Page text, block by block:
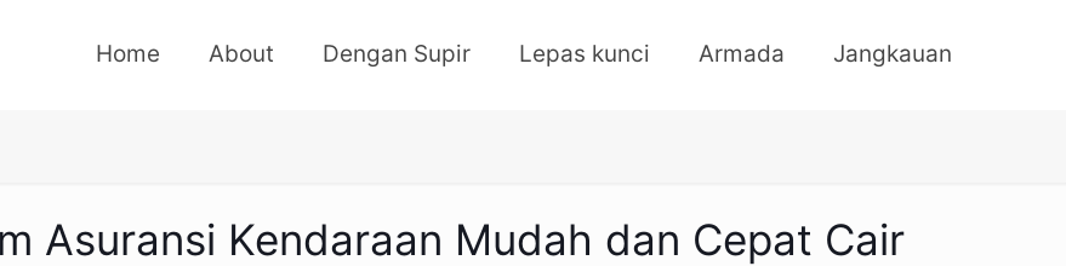
Home About Dengan Supir Lepas kunci Armada Jangkauan
Asuransi Kendaraan Mudah dan Cepat Cair